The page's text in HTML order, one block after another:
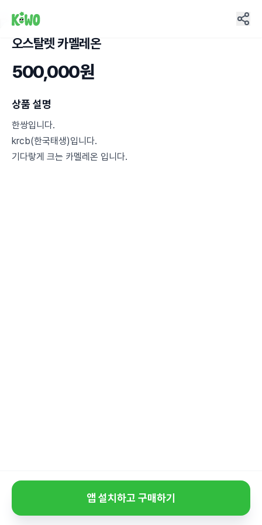
오스탈렛 카멜레온
500,000원
상품 설명
한쌍입니다.
krcb(한국태생)입니다.
기다랗게 크는 카멜레온 입니다.
앱 설치하고 구매하기